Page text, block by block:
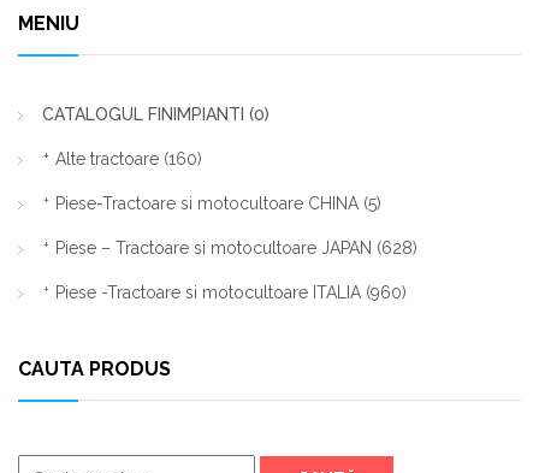
MENIU
CATALOGUL FINIMPIANTI (0)
Alte tractoare (160)
Piese-Tractoare si motocultoare CHINA (5)
Piese – Tractoare si motocultoare JAPAN (628)
Piese -Tractoare si motocultoare ITALIA (960)
CAUTA PRODUS
Caută